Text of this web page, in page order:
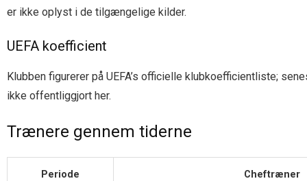
er ikke oplyst i de tilgængelige kilder.
UEFA koefficient
Klubben figurerer på UEFA’s officielle klubkoefficientliste;
ikke offentliggjort her.
Trænere gennem tiderne
Periode Cheftræner